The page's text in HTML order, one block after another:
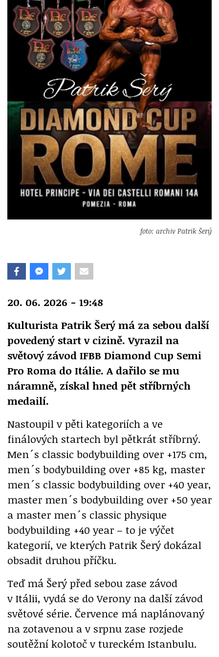
foto: archiv Patrik Šerý
20. 06. 2026 - 19:48
Kulturista Patrik Šerý má za sebou další
povedený start v cizině. Vyrazil na
světový závod IFBB Diamond Cup Semi
Pro Roma do Itálie. A dařilo se mu
náramně, získal hned pět stříbrných
medailí.
Nastoupil v pěti kategoriích a ve
finálových startech byl pětkrát stříbrný.
Men´s classic bodybuilding over +175 cm,
men´s bodybuilding over +85 kg, master
men´s classic bodybuilding over +40 year,
master men´s bodybuilding over +50 year
a master men´s classic physique
bodybuilding +40 year – to je výčet
kategorií, ve kterých Patrik Šerý dokázal
obsadit druhou příčku.
Teď má Šerý před sebou zase závod
v Itálii, vydá se do Verony na další závod
světové série. Července má naplánovaný
na zotavenou a v srpnu zase rozjede
soutěžní kolotoč v tureckém Istanbulu.